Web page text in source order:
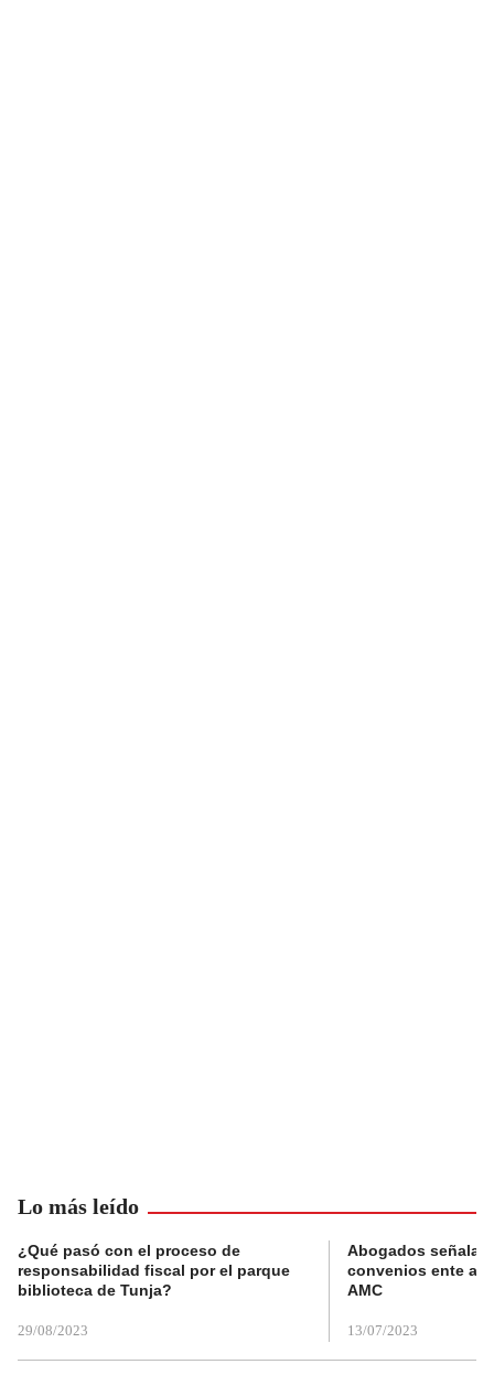
Lo más leído
¿Qué pasó con el proceso de
responsabilidad fiscal por el parque
biblioteca de Tunja?
29/08/2023
Abogados
convenios ente
AMC
13/07/2023